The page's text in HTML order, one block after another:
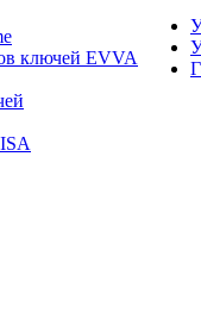
ключей EVVA